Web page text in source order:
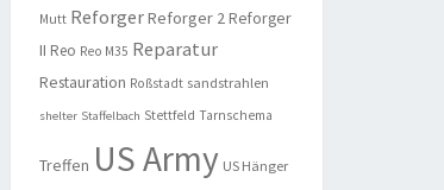
Mutt ReforgerReforger 2Reforger
II Reo Reo M35 Reparatur
Restauration Roßstadt sandstrahlen
shelter Staffelbach Stettfeld Tarnschema
Treffen US Army US Hänger